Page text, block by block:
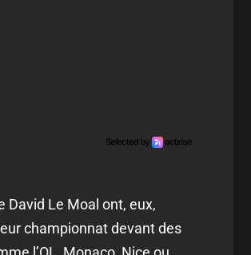
David Le Moal ont, eux,
championnat devant des